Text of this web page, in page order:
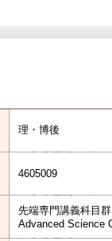
理・博後
4605009
先端専門講義科目
Advanced Science